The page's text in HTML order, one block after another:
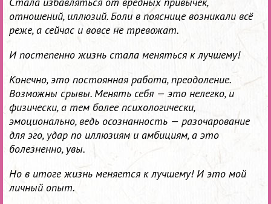
отношений, иллюзий. Боли в пояснице возникали всё
реже, а сейчас и вовсе не тревожат.
И постепенно жизнь стала меняться к лучшему!
Конечно, это постоянная работа, преодоление.
Возможны срывы. Менять себя — это нелегко, и
физически, а тем более психологически,
эмоционально, ведь осознанность — разочарование
для эго, удар по иллюзиям и амбициям, а это
болезненно, увы.
Но в итоге жизнь меняется к лучшему! И это мой
личный опыт.